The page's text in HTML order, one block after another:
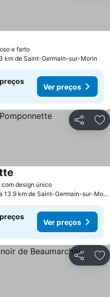
e farto
km de Saint-Germain-sur-Morin
Ver preços
Partilhar
design único
Pomponne, a 13.9 km de Saint-Germain-sur-Morin
Ver preços
Partilhar